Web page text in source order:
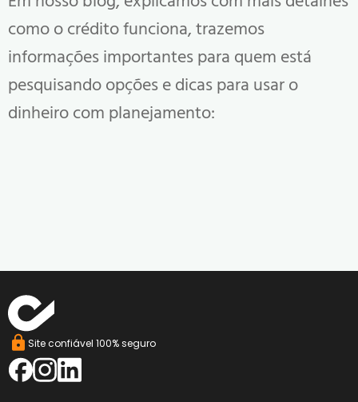
como o crédito funciona, trazemos
informações importantes para quem está
pesquisando opções e dicas para usar o
dinheiro com planejamento:
Site confiável 100% seguro